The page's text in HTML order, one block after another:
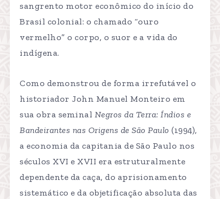
sangrento motor econômico do início do
Brasil colonial: o chamado “ouro
vermelho” o corpo, o suor e a vida do
indígena.
Como demonstrou de forma irrefutável o
historiador John Manuel Monteiro em
sua obra seminal Negros da Terra: Índios e
Bandeirantes nas Origens de São Paulo (1994),
a economia da capitania de São Paulo nos
séculos XVI e XVII era estruturalmente
dependente da caça, do aprisionamento
sistemático e da objetificação absoluta das